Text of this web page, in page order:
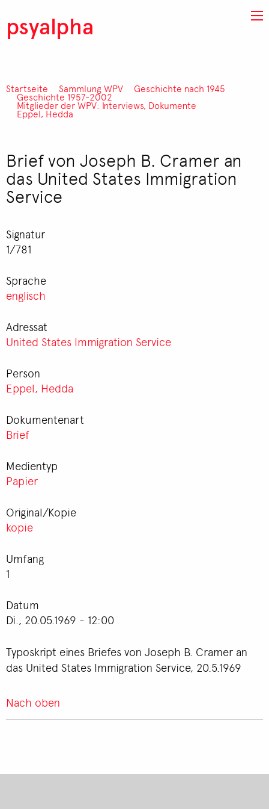
psyalpha
Pfadnavigation
Startseite Sammlung WPV Geschichte nach 1945
Geschichte 1957-2002
Mitglieder der WPV: Interviews, Dokumente
Eppel, Hedda
Brief von Joseph B. Cramer an
das United States Immigration
Service
Signatur
1/781
Sprache
englisch
Adressat
United States Immigration Service
Person
Eppel, Hedda
Dokumentenart
Brief
Medientyp
Papier
Original/Kopie
kopie
Umfang
1
Datum
Di., 20.05.1969 - 12:00
Typoskript eines Briefes von Joseph B. Cramer an
das United States Immigration Service, 20.5.1969
Nach oben